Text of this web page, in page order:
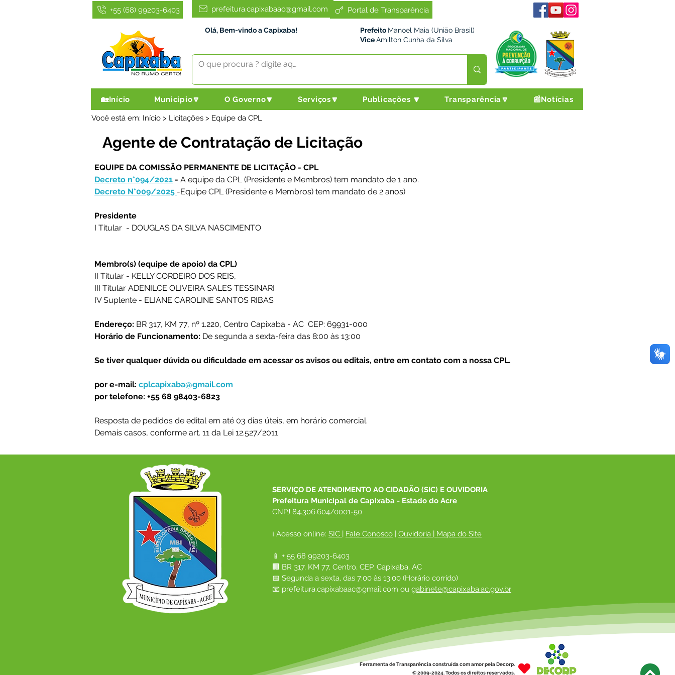
Portal de Transparência
prefeitura.capixabaac@gmail.com
+55 (68) 99203-6403
Olá, Bem-vindo a Capixaba! Prefeito Manoel Maia (União Brasil)
ViceAmilton Cunha da Silva
🏡Início Município🔽 O Governo🔽 Serviços🔽 Publicações 🔽 Transparência🔽 📰Notícias
Você está em: Início > Licitações > Equipe da CPL
Agente de Contratação de Licitação
EQUIPE DA COMISSÃO PERMANENTE DE LICITAÇÃO - CPL
Decreto n°094/2021 - A equipe da CPL (Presidente e Membros) tem mandato de 1 ano.
Decreto N°009/2025 -Equipe CPL (Presidente e Membros) tem mandato de 2 anos)
Presidente
I Titular  - DOUGLAS DA SILVA NASCIMENTO
Membro(s) (equipe de apoio) da CPL)
II Titular - KELLY CORDEIRO DOS REIS,
III Titular ADENILCE OLIVEIRA SALES TESSINARI
IV Suplente - ELIANE CAROLINE SANTOS RIBAS
Endereço: BR 317, KM 77, nº 1.220, Centro Capixaba - AC  CEP: 69931-000
Horário de Funcionamento: De segunda a sexta-feira das 8:00 às 13:00
Se tiver qualquer dúvida ou dificuldade em acessar os avisos ou editais, entre em contato com a nossa CPL.
por e-mail: cplcapixaba@gmail.com
por telefone: +55 68 98403-6823
Resposta de pedidos de edital em até 03 dias úteis, em horário comercial.
Demais casos, conforme art. 11 da Lei 12.527/2011.
SERVIÇO DE ATENDIMENTO AO CIDADÃO (SIC) E OUVIDORIA
Prefeitura Municipal de Capixaba - Estado do Acre
CNPJ 84.306.604/0001-50
ℹ️ Acesso online: SIC | Fale Conosco | Ouvidoria | Mapa do Site
📱 + 55 68 99203-6403
🏢 BR 317, KM 77, Centro, CEP, Capixaba, AC
📅 Segunda a sexta, das 7:00 às 13:00 (Horário corrido)
📧 prefeitura.capixabaac@gmail.com ou gabinete@capixaba.ac.gov.br
Ferramenta de Transparência construída com amor pela Decorp.
© 2009-2024. Todos os direitos reservados.